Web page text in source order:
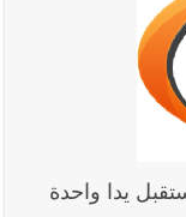
يدا واحدة